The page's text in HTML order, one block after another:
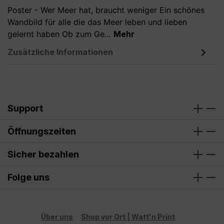
Poster - Wer Meer hat, braucht weniger Ein schönes
Wandbild für alle die das Meer leben und lieben
gelernt haben Ob zum Ge… Mehr
Zusätzliche Informationen
Support
Öffnungszeiten
Sicher bezahlen
Folge uns
Über uns Shop vor Ort | Watt'n Print